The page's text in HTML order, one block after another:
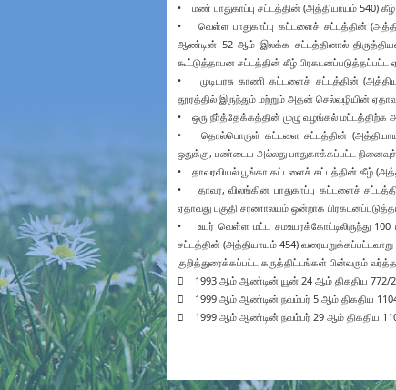
• மண் பாதுகாப்பு சட்டத்தின் (அத்தியாயம் 540) கீழ்
• வெள்ள பாதுகாப்பு கட்டளைச் சட்டத்தின்
ஆண்டின் 52 ஆம் இலக்க சட்டத்தினால்
கூட்டுத்தாபன சட்டத்தின் கீழ் பிரகடனப்படுத்தப்பட்ட
• முடியரசு காணி கட்டளைச் சட்டத்தின்
தூரத்தில் இருந்தும் மற்றும் அதன் செல்வழியின்
• ஒரு நீர்த்தேக்கத்தின் முழு வழங்கல் மட்டத்திற்க
• தொல்பொருள் கட்டளை சட்டத்தின் (அத்தியாயம்
ஒதுக்கு, பண்டைய அல்லது பாதுகாக்கப்பட்ட
• தாவரவியல் பூங்கா கட்டளைச் சட்டத்தின் கீழ்
• தாவர, விலங்கின பாதுகாப்பு கட்டளைச்
ஏதாவது பகுதி சரணாலயம் ஒன்றாக
• உயர் வெள்ள மட்ட சமஉயரக்கோட்டிலிருந்து 100
சட்டத்தின் (அத்தியாயம் 454)
குறித்துரைக்கப்பட்ட கருத்திட்டங்கள் பின்வரும்
 1993 ஆம் ஆண்டின் யூன் 24 ஆம் திகதிய 772/
 1999 ஆம் ஆண்டின் நவம்பர் 5 ஆம் திகதிய
 1999 ஆம் ஆண்டின் நவம்பர் 29 ஆம் திகதிய